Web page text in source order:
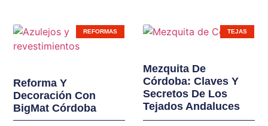
Ampliamos líneas de
productos en nuestras
instalaciones. Nuevas
gamas de ventanas,
REFORMAS
Reforma Y
Decoración Con
BigMat Córdoba
TEJAS
Mezquita De
Córdoba: Claves Y
Secretos De Los
Tejados Andaluces